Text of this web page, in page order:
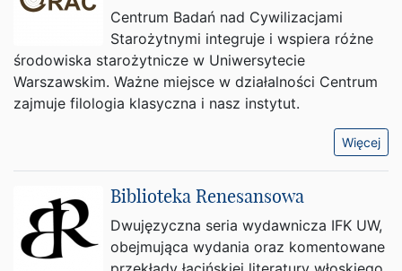
Centrum Badań nad Cywilizacjami
Starożytnymi integruje i wspiera różne
środowiska starożytnicze w Uniwersytecie
Warszawskim. Ważne miejsce w działalności Centrum
zajmuje filologia klasyczna i nasz instytut.
Więcej
Biblioteka Renesansowa
Dwujęzyczna seria wydawnicza IFK UW,
obejmująca wydania oraz komentowane